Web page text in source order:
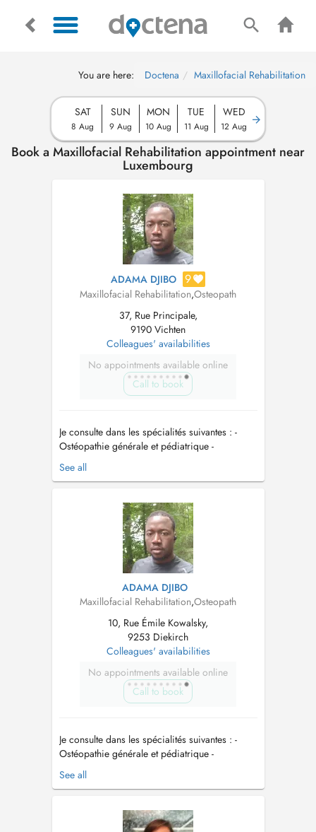
You are here: Doctena Maxillofacial Rehabilitation
SAT
8 Aug
SUN
9 Aug
MON
10 Aug
TUE
11 Aug
WED
12 Aug
Book a Maxillofacial Rehabilitation appointment near
Luxembourg
ADAMA DJIBO 9
Maxillofacial Rehabilitation,Osteopath
37, Rue Principale,
9190 Vichten
Colleagues' availabilities
No appointments available online
Call to book
Je consulte dans les spécialités suivantes : -
Ostéopathie générale et pédiatrique -
Ostéopathie cranio-maxillo-faciale -
Ostéopathie des troubles urologiques et de la
nourrisson - Posturologie - fasciathérapie -
kinésithérapie vestibulaire Lieu...
See all
ADAMA DJIBO
Maxillofacial Rehabilitation,Osteopath
10, Rue Émile Kowalsky,
9253 Diekirch
Colleagues' availabilities
No appointments available online
Call to book
Je consulte dans les spécialités suivantes : -
Ostéopathie générale et pédiatrique -
Ostéopathie cranio-maxillo-faciale -
Ostéopathie des troubles urologiques et de la
nourrisson - Posturologie - fasciathérapie -
kinésithérapie vestibulaire Lieu...
See all